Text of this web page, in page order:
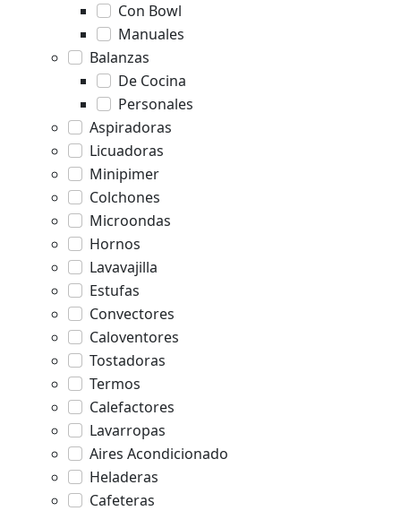
Con Bowl
Manuales
Balanzas
De Cocina
Personales
Aspiradoras
Licuadoras
Minipimer
Colchones
Microondas
Hornos
Lavavajilla
Estufas
Convectores
Caloventores
Tostadoras
Termos
Calefactores
Lavarropas
Aires Acondicionado
Heladeras
Cafeteras